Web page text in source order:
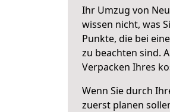
Ihr Umzug von
wissen nicht, was
Punkte, die bei
zu beachten sind.
Verpacken Ihres
Wenn Sie durch
zuerst planen